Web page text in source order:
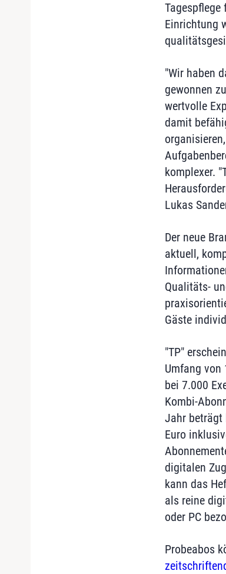
Einrichtung
"Wir haben
gewonnen
wertvolle
damit
komplexer.
Lukas
Der neue
aktuell,
Qualitäts-
Gäste
"TP"
Umfang von
bei 7.000
Kombi-
Jahr beträgt
Euro
digitalen
kann das
als reine
oder PC
Probeabos